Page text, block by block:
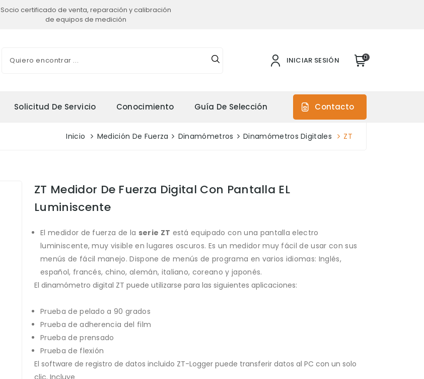
Socio certificado de venta, reparación y calibración
de equipos de medición
INICIAR SESIÓN 0
Solicitud De Servicio Conocimiento Guía De Selección Contacto
Inicio Medición De Fuerza Dinamómetros Dinamómetros Digitales ZT
El dinamómetro digital ZT tiene una pantalla
ZT Medidor De Fuerza Digital Con Pantalla EL
Luminiscente
El medidor de fuerza de la serie ZT está equipado con una pantalla electro
luminiscente, muy visible en lugares oscuros. Es un medidor muy fácil de usar con sus
menús de fácil manejo. Dispone de menús de programa en varios idiomas: Inglés,
español, francés, chino, alemán, italiano, coreano y japonés.
El dinamómetro digital ZT puede utilizarse para las siguientes aplicaciones:
Prueba de pelado a 90 grados
Prueba de adherencia del film
Prueba de prensado
Prueba de flexión
El software de registro de datos incluido ZT-Logger puede transferir datos al PC con un solo
clic. Incluye